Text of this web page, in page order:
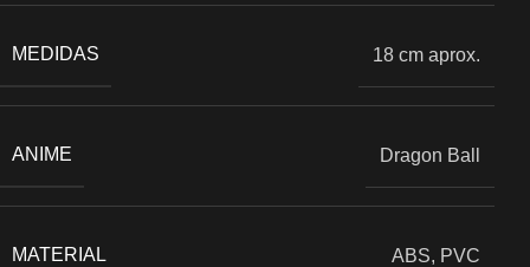
MEDIDAS 18 cm aprox.
ANIME Dragon Ball
MATERIAL ABS, PVC